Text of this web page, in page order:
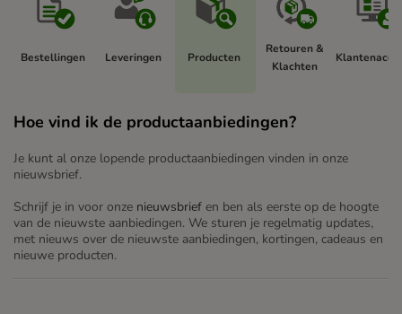
Bestellingen Leveringen Producten
Retouren &
Klachten
Hoe vind ik de productaanbiedingen?
Je kunt al onze lopende productaanbiedingen vinden in onze
nieuwsbrief.
Schrijf je in voor onze nieuwsbrief en ben als eerste op de hoogte
van de nieuwste aanbiedingen. We sturen je regelmatig updates,
met nieuws over de nieuwste aanbiedingen, kortingen, cadeaus en
nieuwe producten.